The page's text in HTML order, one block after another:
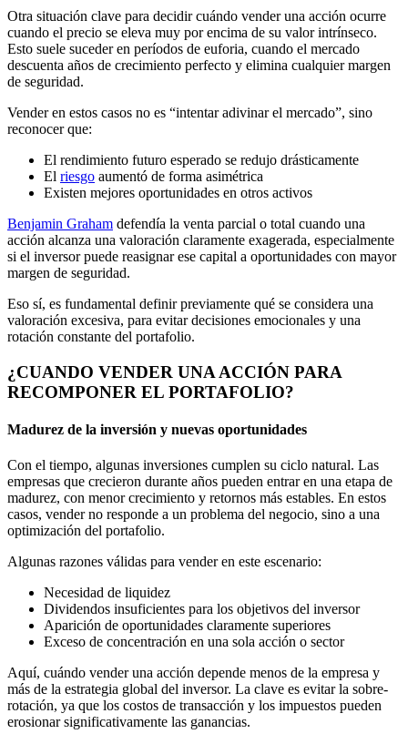
Otra situación clave para decidir cuándo vender una acción ocurre
cuando el precio se eleva muy por encima de su valor intrínseco.
Esto suele suceder en períodos de euforia, cuando el mercado
descuenta años de crecimiento perfecto y elimina cualquier margen
de seguridad.
Vender en estos casos no es “intentar adivinar el mercado”, sino
reconocer que:
El rendimiento futuro esperado se redujo drásticamente
El riesgo aumentó de forma asimétrica
Existen mejores oportunidades en otros activos
Benjamin Graham defendía la venta parcial o total cuando una
acción alcanza una valoración claramente exagerada, especialmente
si el inversor puede reasignar ese capital a oportunidades con mayor
margen de seguridad.
Eso sí, es fundamental definir previamente qué se considera una
valoración excesiva, para evitar decisiones emocionales y una
rotación constante del portafolio.
¿CUANDO VENDER UNA ACCIÓN PARA
RECOMPONER EL PORTAFOLIO?
Madurez de la inversión y nuevas oportunidades
Con el tiempo, algunas inversiones cumplen su ciclo natural. Las
empresas que crecieron durante años pueden entrar en una etapa de
madurez, con menor crecimiento y retornos más estables. En estos
casos, vender no responde a un problema del negocio, sino a una
optimización del portafolio.
Algunas razones válidas para vender en este escenario:
Necesidad de liquidez
Dividendos insuficientes para los objetivos del inversor
Aparición de oportunidades claramente superiores
Exceso de concentración en una sola acción o sector
Aquí, cuándo vender una acción depende menos de la empresa y
más de la estrategia global del inversor. La clave es evitar la sobre-
rotación, ya que los costos de transacción y los impuestos pueden
erosionar significativamente las ganancias.